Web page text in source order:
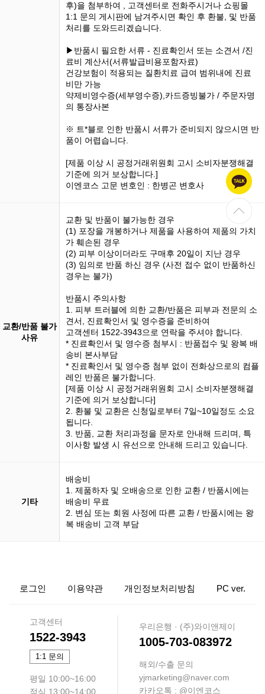
후)을 첨부하여 , 고객센터로 전화주시거나 쇼핑몰
1:1 문의 게시판에 남겨주시면 확인 후 환불, 및 반품
처리를 도와드리겠습니다.
▶반품시 필요한 서류 - 진료확인서 또는 소견서 /진
료비 계산서(서류발급비용포함자료)
건강보험이 적용되는 질환치료 급여 범위내에 진료
비만 가능
약제비영수증(세부영수증),카드증빙불가 / 주문자명
의 통장사본
※ 트*블로 인한 반품시 서류가 준비되지 않으시면 반
품이 어렵습니다.
[제품 이상 시 공정거래위원회 고시 소비자분쟁해결
기준에 의거 보상합니다.]
이엔코스 고문 변호인 : 한병곤 변호사
교환/반품 불가
사유
교환 및 반품이 불가능한 경우
(1) 포장을 개봉하거나 제품을 사용하여 제품의 가치
가 훼손된 경우
(2) 피부 이상이더라도 구매후 20일이 지난 경우
(3) 임의로 반품 하신 경우 (사전 접수 없이 반품하신
경우는 불가)
반품시 주의사항
1. 피부 트러블에 의한 교환/반품은 피부과 전문의 소
견서, 진료확인서 및 영수증을 준비하여
고객센터 1522-3943으로 연락을 주셔야 합니다.
* 진료확인서 및 영수증 첨부시 : 반품접수 및 왕복 배
송비 본사부담
* 진료확인서 및 영수증 첨부 없이 전화상으로의 컴플
레인 반품은 불가합니다.
[제품 이상 시 공정거래위원회 고시 소비자분쟁해결
기준에 의거 보상합니다]
2. 환불 및 교환은 신청일로부터 7일~10일정도 소요
됩니다.
3. 반품, 교환 처리과정을 문자로 안내해 드리며, 특
이사항 발생 시 유선으로 안내해 드리고 있습니다.
기타
배송비
1. 제품하자 및 오배송으로 인한 교환 / 반품시에는
배송비 무료
2. 변심 또는 회원 사정에 따른 교환 / 반품시에는 왕
복 배송비 고객 부담
로그인 이용약관 개인정보처리방침 PC ver.
고객센터
1522-3943
1:1 문의
평일 10:00~16:00
점심 13:00~14:00
우리은행 · (주)와이앤제이
1005-703-083972
해외/수출 문의
yjmarketing@naver.com
카카오톡 : @이엔코스